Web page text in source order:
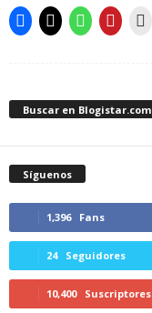
Buscar en Blogistar.com
Síguenos
1,396 Fans
24 Seguidores
10,400 Suscriptores